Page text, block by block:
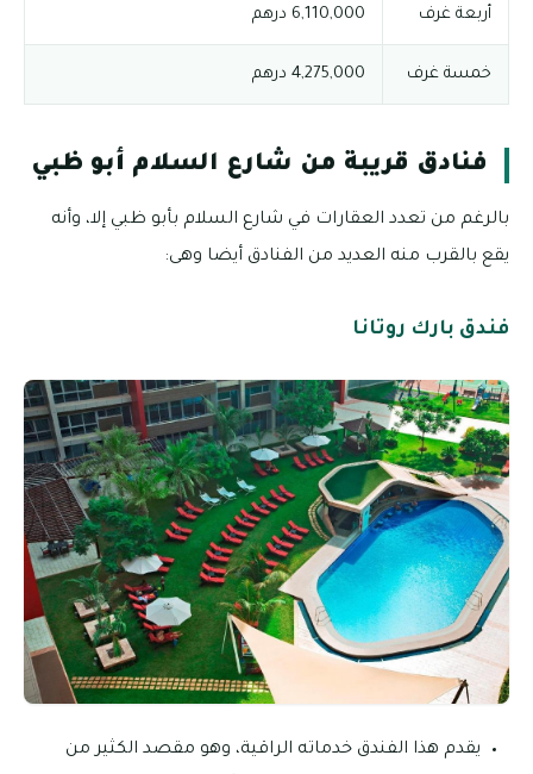
أربعة غرف 6,110,000 درهم
خمسة غرف 4,275,000 درهم
فنادق قريبة من شارع السلام أبو ظبي
بالرغم من تعدد العقارات في شارع السلام بأبو ظبي إلا، وأنه
يقع بالقرب منه العديد من الفنادق أيضا وهى:
فندق بارك روتانا
يقدم هذا الفندق خدماته الراقية، وهو مقصد الكثير من